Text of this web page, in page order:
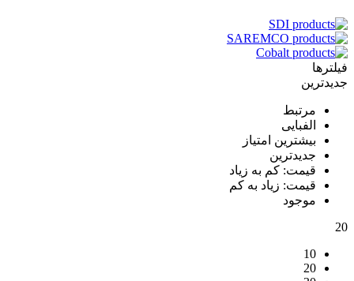
فیلترها
جدیدترین
مرتبط
الفبایی
بیشترین امتیاز
جدیدترین
قیمت: کم به زیاد
قیمت: زیاد به کم
موجود
20
10
20